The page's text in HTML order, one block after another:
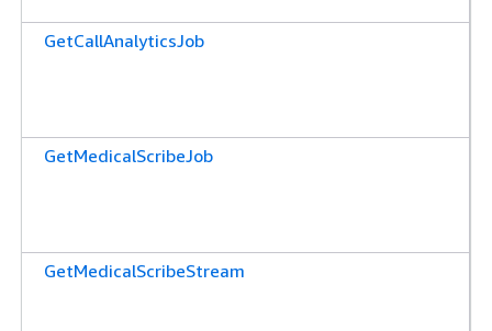
GetCallAnalyticsJob
GetMedicalScribeJob
GetMedicalScribeStream